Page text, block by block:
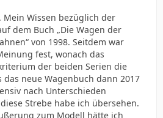
Wissen bezüglich der
dem Buch „Die Wagen der
von 1998. Seitdem war
fest, wonach das
der beiden Serien die
neue Wagenbuch dann 2017
nach Unterschieden
Strebe habe ich übersehen.
zum Modell hätte ich